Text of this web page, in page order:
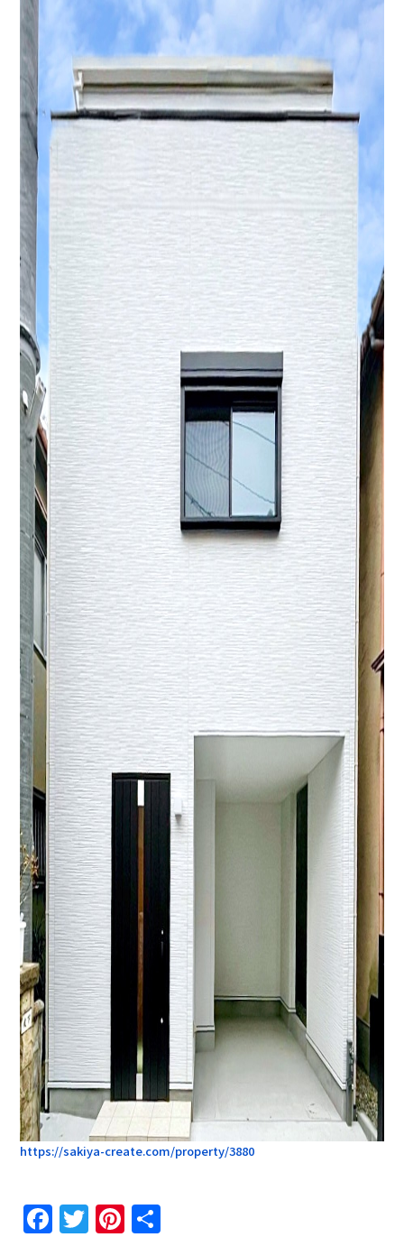
https://sakiya-create.com/property/3880
Facebook
TwitterPinterest